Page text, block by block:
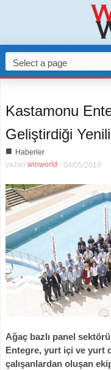
Kastamonu
Geliştirdiği
■ Haberler
yazan winworld - 04/05/2019
Ağaç bazlı panel
Entegre, yurt içi ve yurt
çalışanlardan oluşan